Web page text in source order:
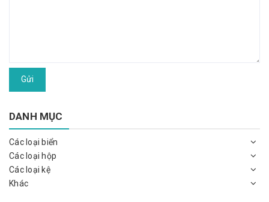
Gửi
DANH MỤC
Các loại biển
Các loại hộp
Các loại kệ
Khác